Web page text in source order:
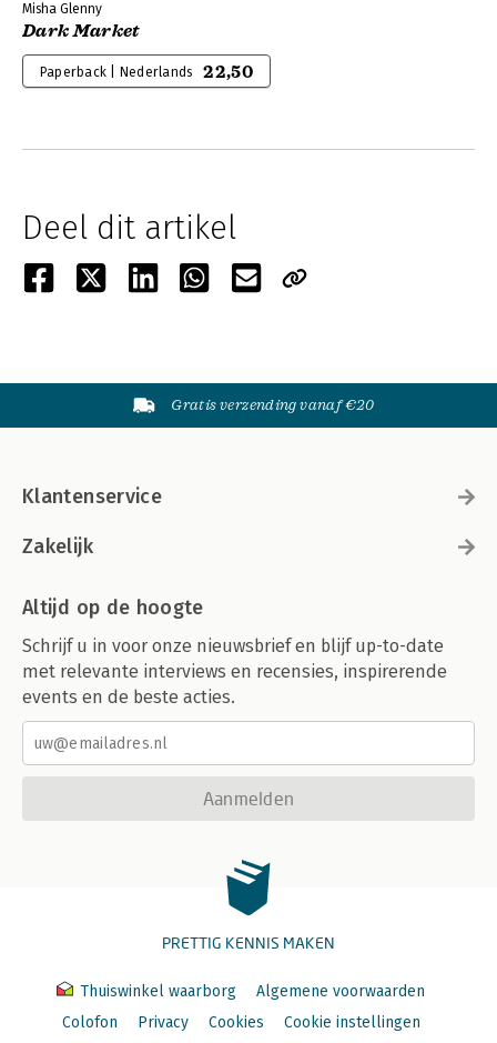
Misha Glenny
Dark Market
Paperback | Nederlands 22,50
Deel dit artikel
Gratis verzending vanaf €20
Klantenservice
Zakelijk
Altijd op de hoogte
Schrijf u in voor onze nieuwsbrief en blijf up-to-date
met relevante interviews en recensies, inspirerende
events en de beste acties.
Aanmelden
PRETTIG KENNIS MAKEN
Thuiswinkel waarborg
Algemene voorwaarden
Colofon
Privacy Cookies Cookie instellingen